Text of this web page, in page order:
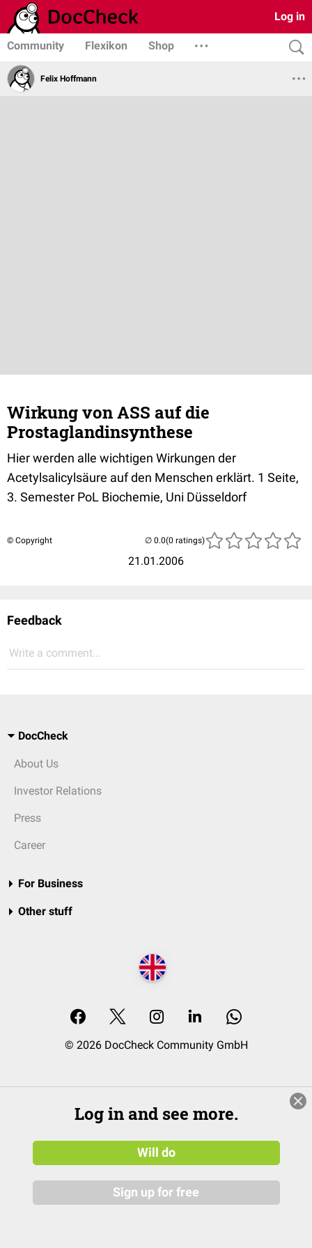
Log in
Community Flexikon Shop
Felix Hoffmann
Wirkung von ASS auf die
Prostaglandinsynthese
Hier werden alle wichtigen Wirkungen der
Acetylsalicylsäure auf den Menschen erklärt. 1 Seite,
3. Semester PoL Biochemie, Uni Düsseldorf
© Copyright
21.01.2006
(0 ratings)
Feedback
Write a comment...
DocCheck
About Us
Investor Relations
Press
Career
For Business
Other stuff
© 2026 DocCheck Community GmbH
Log in and see more.
Will do
Sign up for free